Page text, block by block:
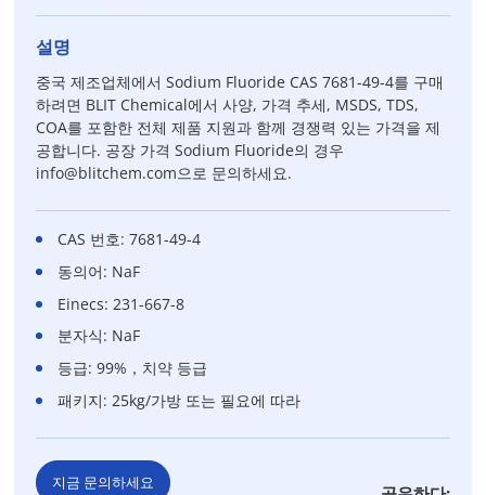
설명
중국 제조업체에서 Sodium Fluoride CAS 7681-49-4를 구매
하려면 BLIT Chemical에서 사양, 가격 추세, MSDS, TDS,
COA를 포함한 전체 제품 지원과 함께 경쟁력 있는 가격을 제
공합니다. 공장 가격 Sodium Fluoride의 경우
info@blitchem.com으로 문의하세요.
CAS 번호: 7681-49-4
동의어: NaF
Einecs: 231-667-8
분자식: NaF
등급: 99%，치약 등급
패키지: 25kg/가방 또는 필요에 따라
지금 문의하세요